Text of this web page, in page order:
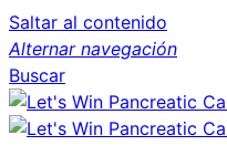
Saltar al contenido
Alternar navegación
Buscar